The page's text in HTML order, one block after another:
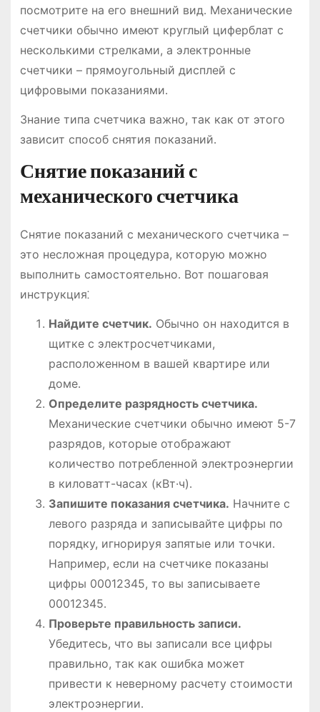
посмотрите на его внешний вид․ Механические
счетчики обычно имеют круглый циферблат с
несколькими стрелками, а электронные
счетчики – прямоугольный дисплей с
цифровыми показаниями․
Знание типа счетчика важно, так как от этого
зависит способ снятия показаний․
Снятие показаний с
механического счетчика
Снятие показаний с механического счетчика –
это несложная процедура, которую можно
выполнить самостоятельно․ Вот пошаговая
инструкция⁚
Найдите счетчик․ Обычно он находится в
щитке с электросчетчиками,
расположенном в вашей квартире или
доме․
Определите разрядность счетчика․
Механические счетчики обычно имеют 5-7
разрядов, которые отображают
количество потребленной электроэнергии
в киловатт-часах (кВт·ч)․
Запишите показания счетчика․ Начните с
левого разряда и записывайте цифры по
порядку, игнорируя запятые или точки․
Например, если на счетчике показаны
цифры 00012345, то вы записываете
00012345․
Проверьте правильность записи․
Убедитесь, что вы записали все цифры
правильно, так как ошибка может
привести к неверному расчету стоимости
электроэнергии․